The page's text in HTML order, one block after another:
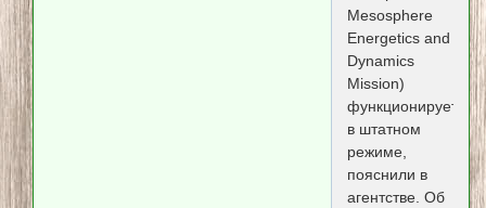
Mesosphere
Energetics and
Dynamics
Mission)
функционирует
в штатном
режиме,
пояснили в
агентстве. Об